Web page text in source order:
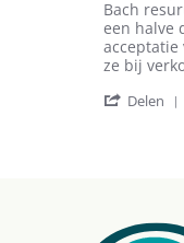
by
S.w.m.
B.
on
Sep
stating
Verwachte
geen
wonderen!
Bach
een halve
ze bij
Delen